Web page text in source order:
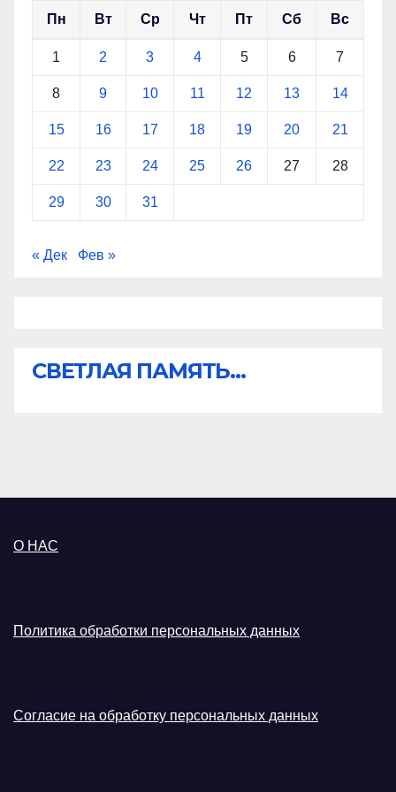
Пн Вт Ср Чт Пт Сб Вс
1 2 3 4 5 6 7
8 9 10 11 12 13 14
15 16 17 18 19 20 21
22 23 24 25 26 27 28
29 30 31
« Дек Фев »
СВЕТЛАЯ ПАМЯТЬ...
О НАС
Политика обработки персональных данных
Согласие на обработку персональных данных